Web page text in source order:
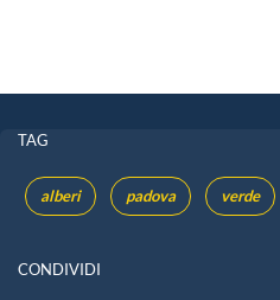
TAG
alberi padova verde
CONDIVIDI